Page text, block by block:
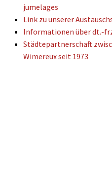
jumelages
Link zu unserer
Informationen über dt.-
Städtepartnerschaft
Wimereux seit 1973